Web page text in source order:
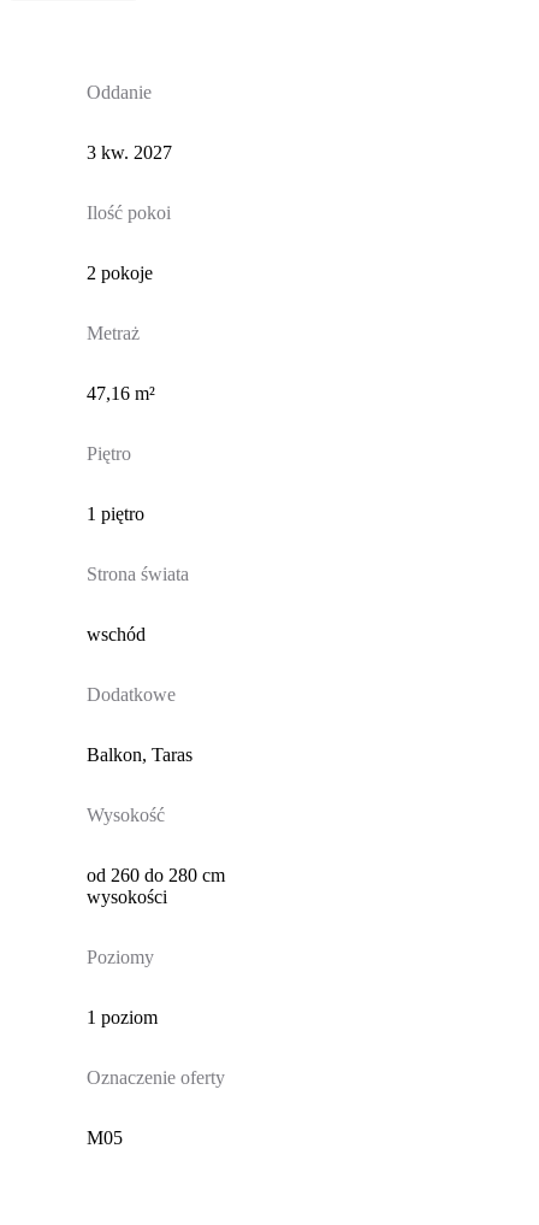
Oddanie
3 kw. 2027
Ilość pokoi
2 pokoje
Metraż
47,16 m²
Piętro
1 piętro
Strona świata
wschód
Dodatkowe
Balkon, Taras
Wysokość
od 260 do 280 cm
wysokości
Poziomy
1 poziom
Oznaczenie oferty
M05